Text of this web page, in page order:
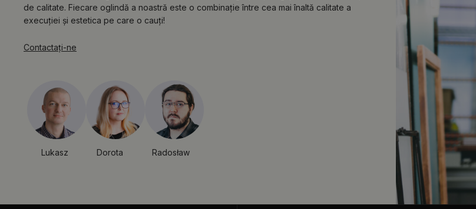
de calitate. Fiecare oglindă a noastră este o combinație între cea mai înaltă calitate a
execuției și estetica pe care o cauți!
Contactaţi-ne
Lukasz Dorota Radosław